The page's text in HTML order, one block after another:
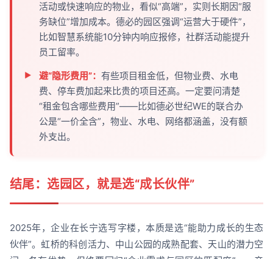
活动或快速响应的物业，看似“高端”，实则长期因“服
务缺位”增加成本。德必的园区强调“运营大于硬件”，
比如智慧系统能10分钟内响应报修，社群活动能提升
员工留率。
避“隐形费用”： 有些项目租金低，但物业费、水电
费、停车费加起来比贵的项目还高。一定要问清楚
“租金包含哪些费用”——比如德必世纪WE的联合办
公是“一价全含”，物业、水电、网络都涵盖，没有额
外支出。
结尾：选园区，就是选“成长伙伴”
2025年，企业在长宁选写字楼，本质是选“能助力成长的生态
伙伴”。虹桥的科创活力、中山公园的成熟配套、天山的潜力空